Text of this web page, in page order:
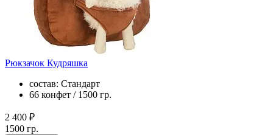
Рюкзачок Кудряшка
состав: Стандарт
66 конфет / 1500 гр.
2 400 ₽
1500 гр.